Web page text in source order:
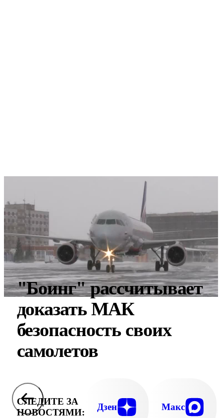
"Боинг" рассчитывает
доказать МАК
безопасность своих
самолетов
СЛЕДИТЕ ЗА
НОВОСТЯМИ:
Дзен Макс